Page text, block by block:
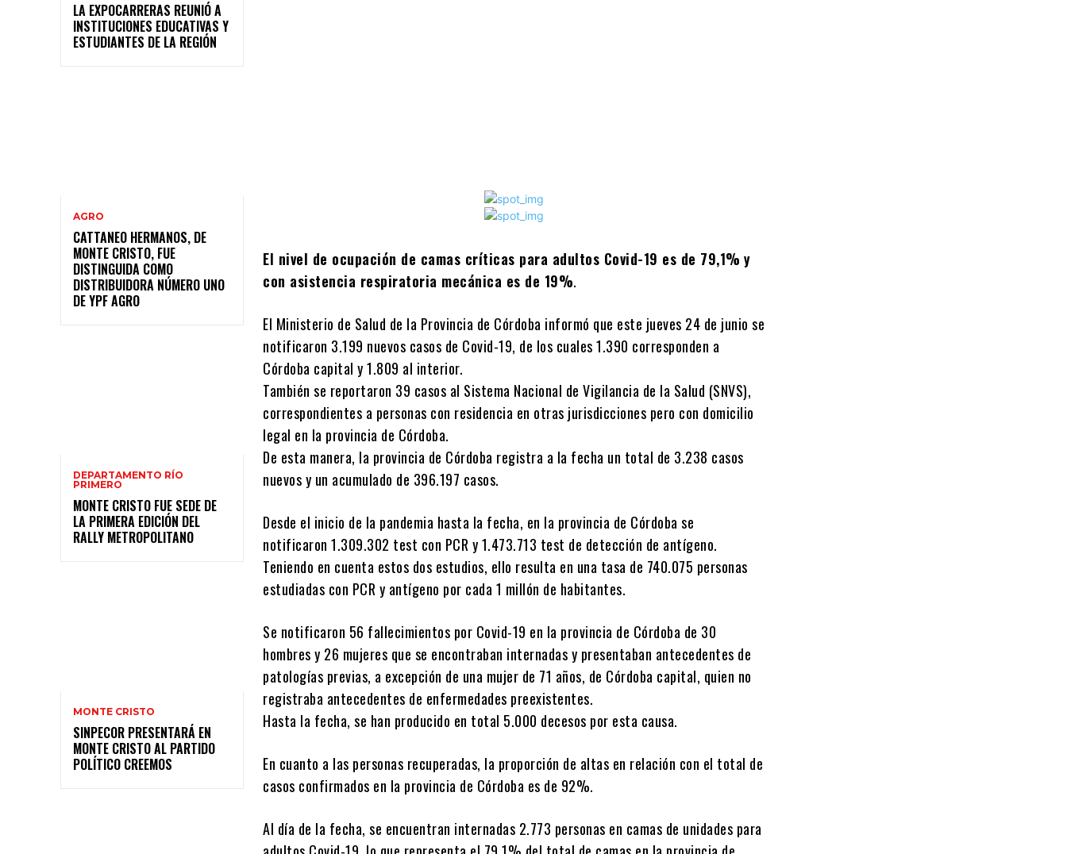
LA EXPOCARRERAS REUNIÓ A
INSTITUCIONES EDUCATIVAS Y
ESTUDIANTES DE LA REGIÓN
AGRO
CATTANEO HERMANOS, DE
MONTE CRISTO, FUE
DISTINGUIDA COMO
DISTRIBUIDORA NÚMERO UNO
DE YPF AGRO
DEPARTAMENTO RÍO
PRIMERO
MONTE CRISTO FUE SEDE DE
LA PRIMERA EDICIÓN DEL
RALLY METROPOLITANO
MONTE CRISTO
SINPECOR PRESENTARÁ EN
MONTE CRISTO AL PARTIDO
POLÍTICO CREEMOS
El nivel de ocupación de camas críticas para adultos Covid-19 es de 79,1% y
con asistencia respiratoria mecánica es de 19%.
El Ministerio de Salud de la Provincia de Córdoba informó que este jueves 24 de junio se
notificaron 3.199 nuevos casos de Covid-19, de los cuales 1.390 corresponden a
Córdoba capital y 1.809 al interior.
También se reportaron 39 casos al Sistema Nacional de Vigilancia de la Salud (SNVS),
correspondientes a personas con residencia en otras jurisdicciones pero con domicilio
legal en la provincia de Córdoba.
De esta manera, la provincia de Córdoba registra a la fecha un total de 3.238 casos
nuevos y un acumulado de 396.197 casos.
Desde el inicio de la pandemia hasta la fecha, en la provincia de Córdoba se
notificaron 1.309.302 test con PCR y 1.473.713 test de detección de antígeno.
Teniendo en cuenta estos dos estudios, ello resulta en una tasa de 740.075 personas
estudiadas con PCR y antígeno por cada 1 millón de habitantes.
Se notificaron 56 fallecimientos por Covid-19 en la provincia de Córdoba de 30
hombres y 26 mujeres que se encontraban internadas y presentaban antecedentes de
patologías previas, a excepción de una mujer de 71 años, de Córdoba capital, quien no
registraba antecedentes de enfermedades preexistentes.
Hasta la fecha, se han producido en total 5.000 decesos por esta causa.
En cuanto a las personas recuperadas, la proporción de altas en relación con el total de
casos confirmados en la provincia de Córdoba es de 92%.
Al día de la fecha, se encuentran internadas 2.773 personas en camas de unidades para